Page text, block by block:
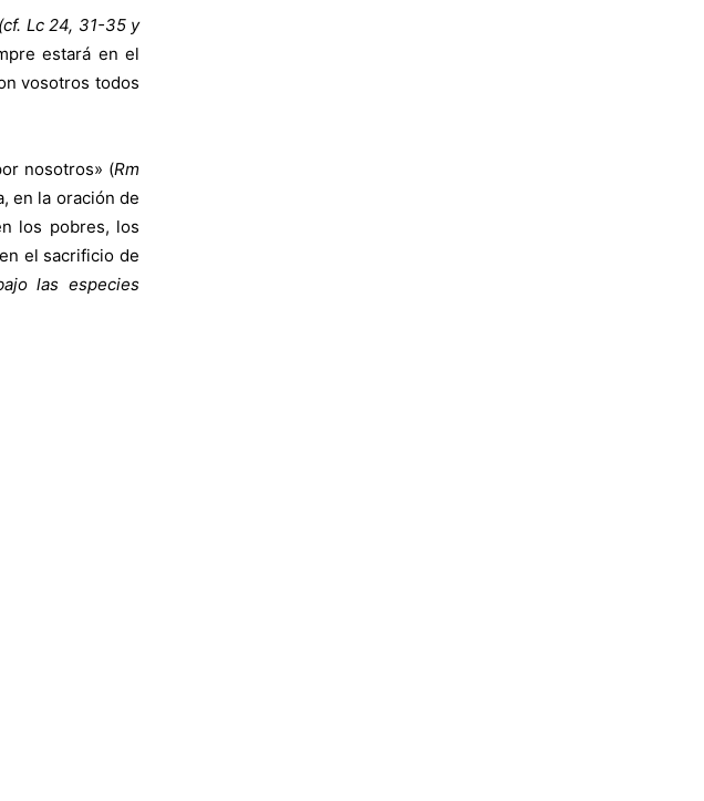
(cf. Lc 24, 31-35 y
estará en el
vosotros todos
nosotros» (Rm
en la oración de
los pobres, los
el sacrificio de
las especies